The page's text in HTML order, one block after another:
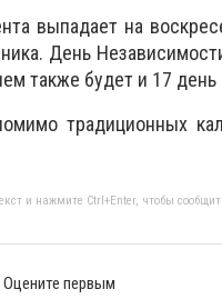
выпадает на
День
также будет и 17 день
традиционных
и нажмите Ctrl+Enter, чтобы
Оцените первым